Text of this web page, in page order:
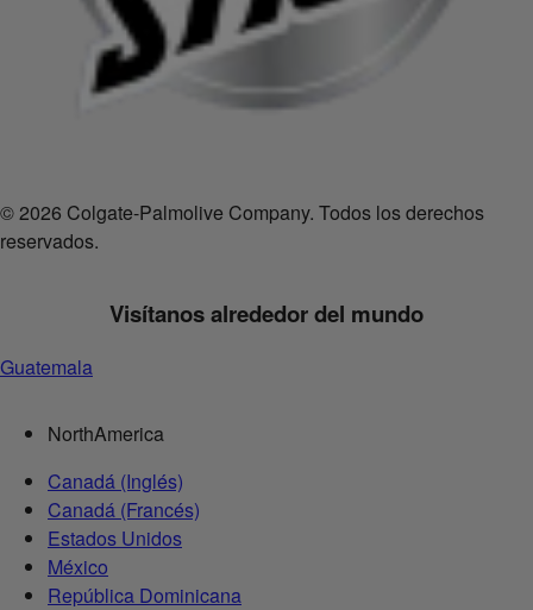
© 2026 Colgate-Palmolive Company. Todos los derechos
reservados.
Visítanos alrededor del mundo
Guatemala
NorthAmerica
Canadá (Inglés)
Canadá (Francés)
Estados Unidos
México
República Dominicana